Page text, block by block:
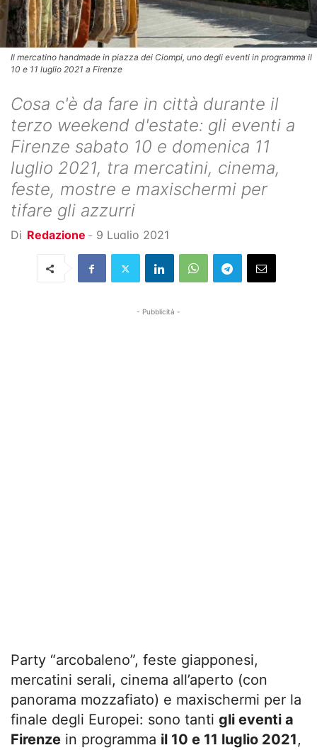
Il mercatino handmade in piazza dei Ciompi, uno degli eventi in programma il
10 e 11 luglio 2021 a Firenze
Cosa c'è da fare in città durante il
terzo weekend d'estate: gli eventi a
Firenze sabato 10 e domenica 11
luglio 2021, tra mercatini, cinema,
feste, mostre e maxischermi per
tifare gli azzurri
Di Redazione - 9 Luglio 2021
- Pubblicità -
Party “arcobaleno”, feste giapponesi,
mercatini serali, cinema all’aperto (con
panorama mozzafiato) e maxischermi per la
finale degli Europei: sono tanti gli eventi a
Firenze in programma il 10 e 11 luglio 2021,